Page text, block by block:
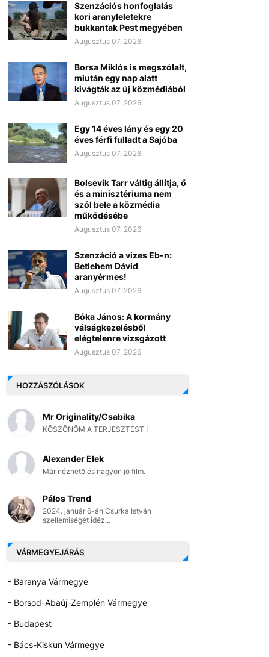
Szenzációs honfoglalás
kori aranyleletekre
bukkantak Pest megyében
Augusztus 07, 2026
Borsa Miklós is megszólalt,
miután egy nap alatt
kivágták az új közmédiából
Augusztus 07, 2026
Egy 14 éves lány és egy 20
éves férfi fulladt a Sajóba
Augusztus 07, 2026
Bolsevik Tarr váltig állítja, ő
és a minisztériuma nem
szól bele a közmédia
működésébe
Augusztus 07, 2026
Szenzáció a vizes Eb-n:
Betlehem Dávid
aranyérmes!
Augusztus 07, 2026
Bóka János: A kormány
válságkezelésből
elégtelenre vizsgázott
Augusztus 07, 2026
HOZZÁSZÓLÁSOK
Mr Originality/Csabika
KÖSZÖNÖM A TERJESZTÉST !
Alexander Elek
Már nézhető és nagyon jó film.
Pálos Trend
2024. január 6-án Csurka István
szellemiségét idéz...
VÁRMEGYEJÁRÁS
- Baranya Vármegye
- Borsod-Abaúj-Zemplén Vármegye
- Budapest
- Bács-Kiskun Vármegye